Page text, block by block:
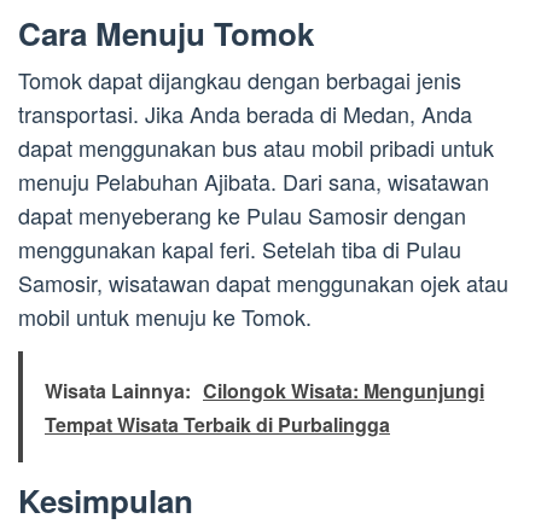
Cara Menuju Tomok
Tomok dapat dijangkau dengan berbagai jenis
transportasi. Jika Anda berada di Medan, Anda
dapat menggunakan bus atau mobil pribadi untuk
menuju Pelabuhan Ajibata. Dari sana, wisatawan
dapat menyeberang ke Pulau Samosir dengan
menggunakan kapal feri. Setelah tiba di Pulau
Samosir, wisatawan dapat menggunakan ojek atau
mobil untuk menuju ke Tomok.
Wisata Lainnya: Cilongok Wisata: Mengunjungi
Tempat Wisata Terbaik di Purbalingga
Kesimpulan